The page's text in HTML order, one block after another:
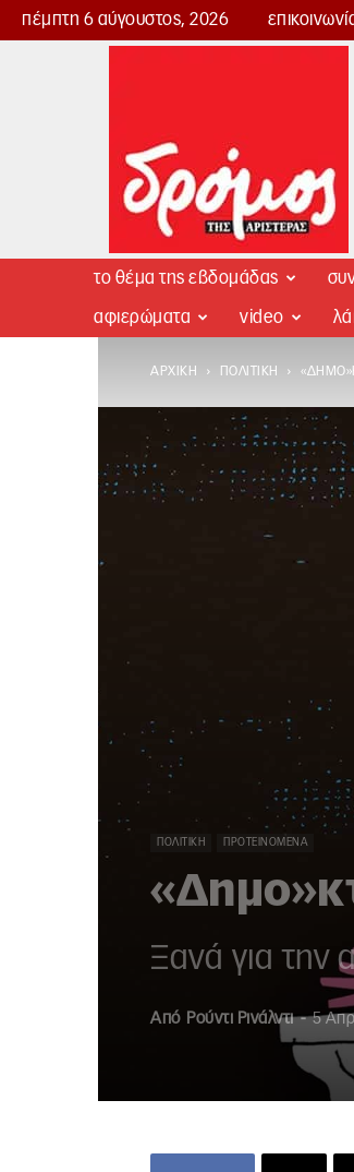
πέμπτη 6 αύγουστος, 2026
Δρόμος
το θέμα της εβδομάδας
αφιερώματα video
ΑΡΧΙΚΉ ΠΟΛΙΤΙΚΉ
ΠΟΛΙΤΙΚΉ ΠΡΟΤΕΙΝΌΜΕΝΑ
Ξανά για την
Από Ρούντι Ρινάλντι - 5